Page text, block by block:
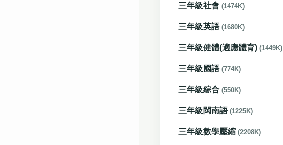
三年級社會(1474K)
三年級英語(1680K)
三年級健體(適應體育)(1449K)
三年級國語(774K)
三年級綜合(550K)
三年級閩南語(1225K)
三年級數學壓縮(2208K)